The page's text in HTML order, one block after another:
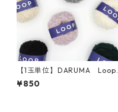
【1玉単位】DARUMA Loop
(ループ)
¥850